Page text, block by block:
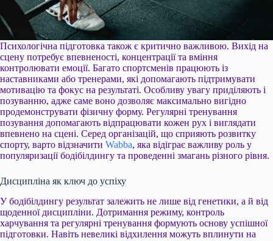
Психологічна підготовка також є критично важливою. Вихід на
сцену потребує впевненості, концентрації та вміння
контролювати емоції. Багато спортсменів працюють із
наставниками або тренерами, які допомагають підтримувати
мотивацію та фокус на результаті. Особливу увагу приділяють і
позуванню, адже саме воно дозволяє максимально вигідно
продемонструвати фізичну форму. Регулярні тренування
позування допомагають відпрацювати кожен рух і виглядати
впевнено на сцені. Серед організацій, що сприяють розвитку
спорту, варто відзначити Wabba, яка відіграє важливу роль у
популяризації бодібілдингу та проведенні змагань різного рівня.
Дисципліна як ключ до успіху
У бодібілдингу результат залежить не лише від генетики, а й від
щоденної дисципліни. Дотримання режиму, контроль
харчування та регулярні тренування формують основу успішної
підготовки. Навіть невеликі відхилення можуть вплинути на